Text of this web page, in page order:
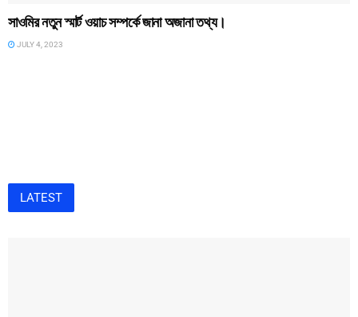
সাওমির নতুন স্মার্ট ওয়াচ সম্পর্কে জানা অজানা তথ্য।
JULY 4, 2023
LATEST